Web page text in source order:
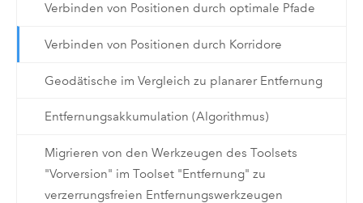
Verbinden von Positionen durch optimale Pfade
Verbinden von Positionen durch Korridore
Geodätische im Vergleich zu planarer Entfernung
Entfernungsakkumulation (Algorithmus)
Migrieren von den Werkzeugen des Toolsets
"Vorversion" im Toolset "Entfernung" zu
verzerrungsfreien Entfernungswerkzeugen